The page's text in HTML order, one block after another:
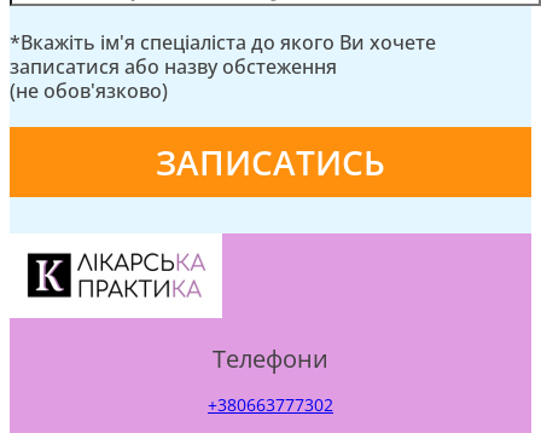
*Вкажіть ім'я спеціаліста до якого Ви хочете
записатися або назву обстеження
(не обов'язково)
Телефони
+380663777302